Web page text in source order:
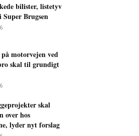
bilister, listetyv
Brugsen
motorvejen ved
skal til grundigt
skal
over hos
lyder nyt forslag